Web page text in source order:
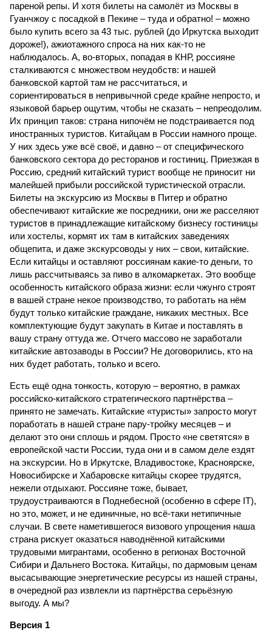
пареной репы. И хотя билеты на самолёт из Москвы в
Гуанчжоу с посадкой в Пекине – туда и обратно! – можно
было купить всего за 43 тыс. рублей (до Иркутска выходит
дороже!), ажиотажного спроса на них как-то не
наблюдалось. А, во-вторых, попадая в КНР, россияне
сталкиваются с множеством неудобств: и нашей
банковской картой там не рассчитаться, и
сориентироваться в непривычной среде крайне непросто, и
языковой барьер ощутим, чтобы не сказать – непреодолим.
Их принцип таков: страна нипочём не подстраивается под
иностранных туристов. Китайцам в России намного проще.
У них здесь уже всё своё, и давно – от специфического
банковского сектора до ресторанов и гостиниц. Приезжая в
Россию, средний китайский турист вообще не приносит ни
малейшей прибыли российской туристической отрасли.
Билеты на экскурсию из Москвы в Питер и обратно
обеспечивают китайские же посредники, они же расселяют
туристов в принадлежащие китайскому бизнесу гостиницы
или хостелы, кормят их там в китайских заведениях
общепита, и даже экскурсоводы у них – свои, китайские.
Если китайцы и оставляют россиянам какие-то деньги, то
лишь рассчитываясь за пиво в алкомаркетах. Это вообще
особенность китайского образа жизни: если чжунго строят
в вашей стране некое производство, то работать на нём
будут только китайские граждане, никаких местных. Все
комплектующие будут закупать в Китае и поставлять в
вашу страну оттуда же. Отчего массово не заработали
китайские автозаводы в России? Не договорились, кто на
них будет работать, только и всего.
Есть ещё одна тонкость, которую – вероятно, в рамках
российско-китайского стратегического партнёрства –
принято не замечать. Китайские «туристы» запросто могут
поработать в нашей стране пару-тройку месяцев – и
делают это они сплошь и рядом. Просто «не светятся» в
европейской части России, туда они и в самом деле ездят
на экскурсии. Но в Иркутске, Владивостоке, Красноярске,
Новосибирске и Хабаровске китайцы скорее трудятся,
нежели отдыхают. Россияне тоже, бывает,
трудоустраиваются в Поднебесной (особенно в сфере IT),
но это, может, и не единичные, но всё-таки нетипичные
случаи. В свете наметившегося визового упрощения наша
страна рискует оказаться наводнённой китайскими
трудовыми мигрантами, особенно в регионах Восточной
Сибири и Дальнего Востока. Китайцы, по дармовым ценам
высасывающие энергетические ресурсы из нашей страны,
в очередной раз извлекли из партнёрства серьёзную
выгоду. А мы?
Версия 1